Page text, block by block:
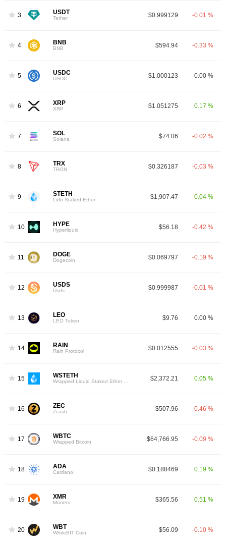
3 USDT
Tether $0.999129 -0.01 %
4 BNB
BNB $594.94 -0.33 %
5 USDC
USDC $1.000123 0.00 %
6 XRP
XRP $1.051275 0.17 %
7 SOL
Solana $74.06 -0.02 %
8 TRX
TRON $0.326187 -0.03 %
9 STETH
Lido Staked Ether $1,907.47 0.04 %
10 HYPE
Hyperliquid $56.18 -0.42 %
11 DOGE
Dogecoin $0.069797 -0.19 %
12 USDS
Usds $0.999987 -0.01 %
13 LEO
LEO Token $9.76 0.00 %
14 RAIN
Rain Protocol $0.012555 -0.03 %
15 WSTETH $2,372.21 0.05 %
16 ZEC
Zcash $507.96 -0.46 %
17 WBTC
Wrapped Bitcoin $64,766.95 -0.09 %
18 ADA
Cardano $0.188469 0.19 %
19 XMR
Monero $365.56 0.51 %
20 WBT
WhiteBIT Coin $56.09 -0.10 %